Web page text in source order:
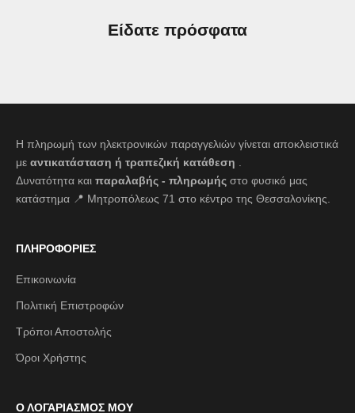
Είδατε πρόσφατα
Η πληρωμή των ηλεκτρονικών παραγγελιών γίνεται αποκλειστικά
με αντικατάσταση ή τραπεζική κατάθεση
Δυνατότητα και παραλαβής - πληρωμής στο φυσικό μας
κατάστημα 📍 Μητροπόλεως 71 στο κέντρο της Θεσσαλονίκης.
ΠΛΗΡΟΦΟΡΙΕΣ
Επικοινωνία
Πολιτική Επιστροφών
Τρόποι Αποστολής
Όροι Χρήστης
Ο ΛΟΓΑΡΙΑΣΜΟΣ ΜΟΥ